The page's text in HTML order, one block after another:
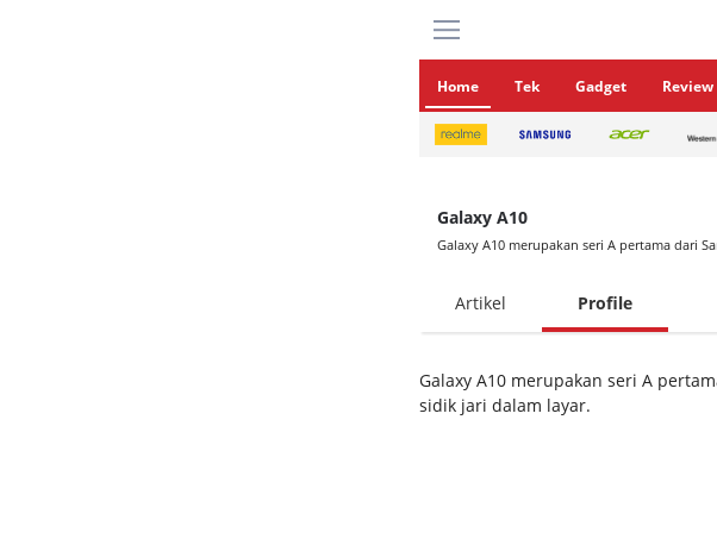
Home Tek Gadget Review
Galaxy A10
Galaxy A10 merupakan seri A pertama dari
Artikel Profile
Galaxy A10 merupakan seri A
sidik jari dalam layar.